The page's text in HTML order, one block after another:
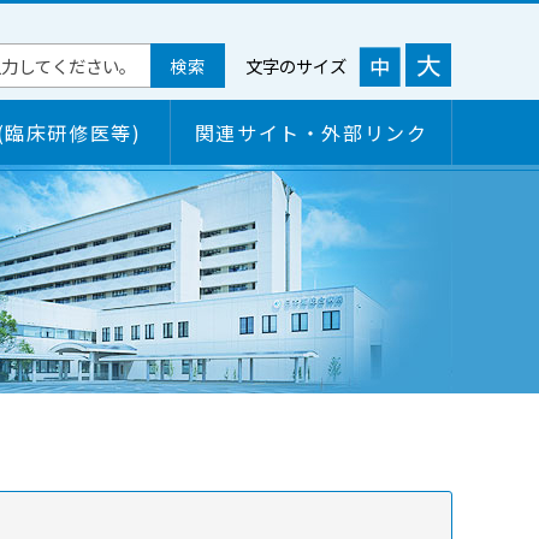
文字のサイズ
概要
ご来院される皆様へ
面会について
各学会研修施設認定状況
病院情報の公開
床研修医等) 関連サイト・外部リンク